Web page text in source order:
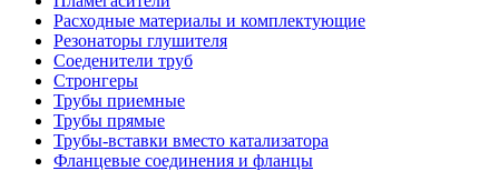
Расходные материалы и комплектующие
Резонаторы глушителя
Соеденители труб
Стронгеры
Трубы приемные
Трубы прямые
Трубы-вставки вместо катализатора
Фланцевые соединения и фланцы